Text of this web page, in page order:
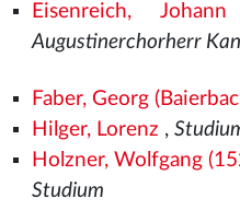
Eisenreich,
Augustinerchorherr
Faber, Georg
Hilger, Lorenz ,
Holzner, Wolfgang
Studium